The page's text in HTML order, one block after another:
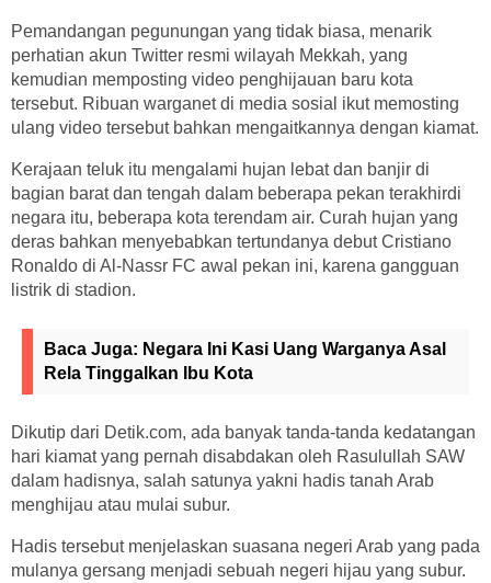
Pemandangan pegunungan yang tidak biasa, menarik
perhatian akun Twitter resmi wilayah Mekkah, yang
kemudian memposting video penghijauan baru kota
tersebut. Ribuan warganet di media sosial ikut memosting
ulang video tersebut bahkan mengaitkannya dengan kiamat.
Kerajaan teluk itu mengalami hujan lebat dan banjir di
bagian barat dan tengah dalam beberapa pekan terakhirdi
negara itu, beberapa kota terendam air. Curah hujan yang
deras bahkan menyebabkan tertundanya debut Cristiano
Ronaldo di Al-Nassr FC awal pekan ini, karena gangguan
listrik di stadion.
Baca Juga: Negara Ini Kasi Uang Warganya Asal
Rela Tinggalkan Ibu Kota
Dikutip dari Detik.com, ada banyak tanda-tanda kedatangan
hari kiamat yang pernah disabdakan oleh Rasulullah SAW
dalam hadisnya, salah satunya yakni hadis tanah Arab
menghijau atau mulai subur.
Hadis tersebut menjelaskan suasana negeri Arab yang pada
mulanya gersang menjadi sebuah negeri hijau yang subur.